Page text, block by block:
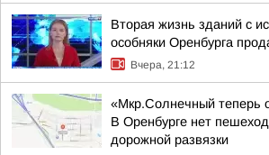
Вторая жизнь зданий с
особняки Оренбурга
Вчера, 21:12
«Мкр.Солнечный теперь
В Оренбурге нет
дорожной развязки